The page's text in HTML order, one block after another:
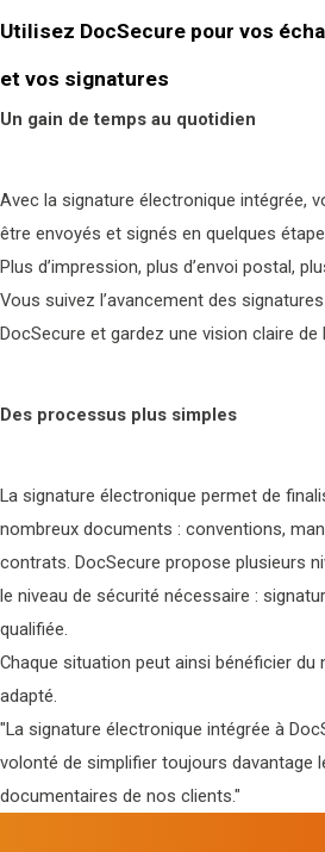
Utilisez DocSecure pour vos
et vos signatures
Un gain de temps au quotidien
Avec la signature électronique intégrée,
être envoyés et signés en quelques
Plus d’impression, plus d’envoi postal,
Vous suivez l’avancement des
DocSecure et gardez une vision claire de
Des processus plus simples
La signature électronique permet de
nombreux documents : conventions,
contrats. DocSecure propose plusieurs
le niveau de sécurité nécessaire :
qualifiée.
Chaque situation peut ainsi bénéficier du
adapté.
"La signature électronique intégrée à
volonté de simplifier toujours davantage
documentaires de nos clients."